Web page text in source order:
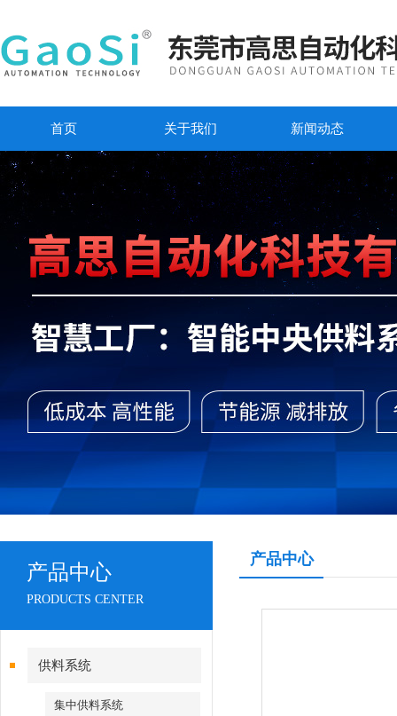
首页 关于我们 新闻动态
产品中心
PRODUCTS CENTER
供料系统
集中供料系统
产品中心